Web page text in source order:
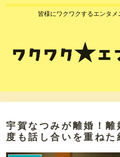
皆様にワクワクするエンタメ
宇賀なつみが離婚！
度も話し合いを重ねた